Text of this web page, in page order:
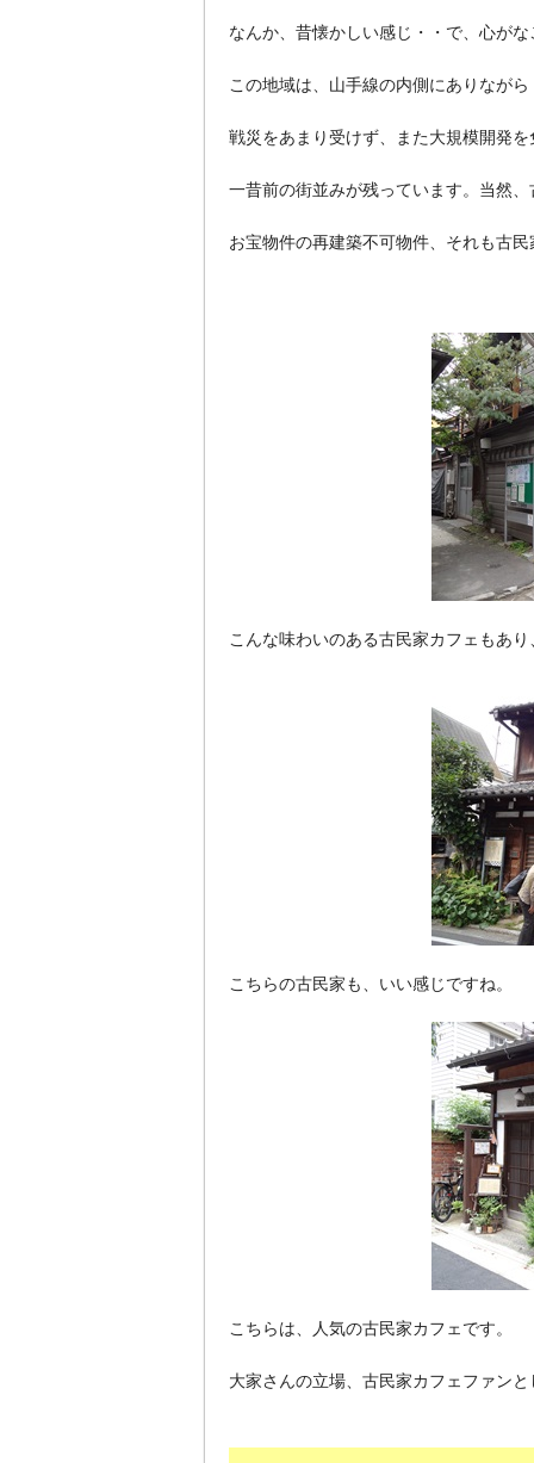
なんか、昔懐かしい感じ・・で、心が
この地域は、山手線の内側にありながら
戦災をあまり受けず、また大規模開発を
一昔前の街並みが残っています。当然
お宝物件の再建築不可物件、それも古
こんな味わいのある古民家カフェもあ
こちらの古民家も、いい感じですね。
こちらは、人気の古民家カフェです。
大家さんの立場、古民家カフェファン